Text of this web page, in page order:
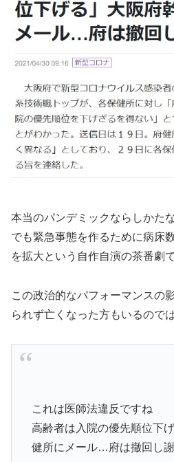
本当のパンデミックならしかた
でも緊急事態を作るために病床
を拡大という自作自演の茶番劇
この政治的なパフォーマンスの
られず亡くなった方もいるので
これは医師法違反ですね
高齢者は入院の優先順位下
健所にメール…府は撤回し